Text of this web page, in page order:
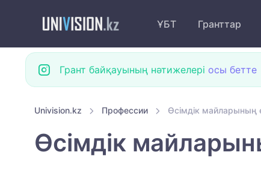
ҰБТ Гранттар
Грант байқауының нәтижелері осы бетте
Univision.kz Профессии Өсімдік майларының
Өсімдік